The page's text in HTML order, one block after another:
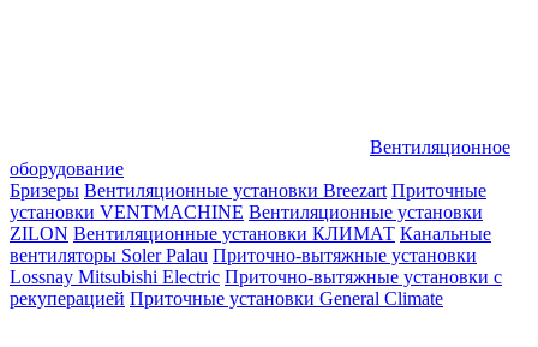
Вентиляционное
оборудование
Бризеры Вентиляционные установки Breezart Приточные
установки VENTMACHINE Вентиляционные установки
ZILON Вентиляционные установки КЛИМАТ Канальные
вентиляторы Soler Palau Приточно-вытяжные установки
Lossnay Mitsubishi Electric Приточно-вытяжные установки с
рекуперацией Приточные установки General Climate